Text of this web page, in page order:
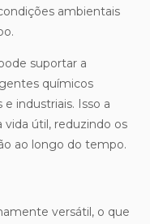
ambientais
suportar a
químicos
industriais. Isso a
útil, reduzindo os
ao longo do tempo.
versátil, o que